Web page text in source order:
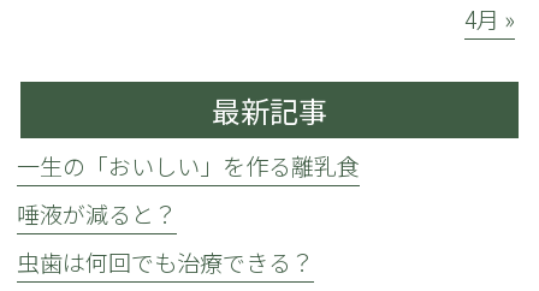
4月 »
最新記事
一生の「おいしい」を作る離乳食
唾液が減ると？
虫歯は何回でも治療できる？